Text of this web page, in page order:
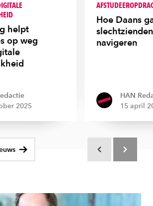
helpt
op weg
2025
Hoe Daans
navigeren
HAN
15 april